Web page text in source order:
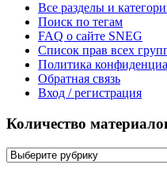
Все разделы и
Поиск по тегам
FAQ о сайте SNEG
Список прав всех
Политика
Обратная связь
Вход / регистрация
Количество
Количество